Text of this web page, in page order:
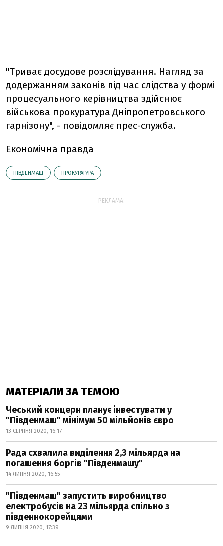
"Триває досудове розслідування. Нагляд за
додержанням законів під час слідства у формі
процесуального керівництва здійснює
військова прокуратура Дніпропетровського
гарнізону", - повідомляє прес-служба.
Економічна правда
ПІВДЕНМАШ ПРОКУРАТУРА
РЕКЛАМА:
МАТЕРІАЛИ ЗА ТЕМОЮ
Чеський концерн планує інвестувати у
"Південмаш" мінімум 50 мільйонів євро
13 СЕРПНЯ 2020, 16:17
Рада схвалила виділення 2,3 мільярда на
погашення боргів "Південмашу"
14 ЛИПНЯ 2020, 16:55
"Південмаш" запустить виробництво
електробусів на 23 мільярда спільно з
південнокорейцями
9 ЛИПНЯ 2020, 17:39